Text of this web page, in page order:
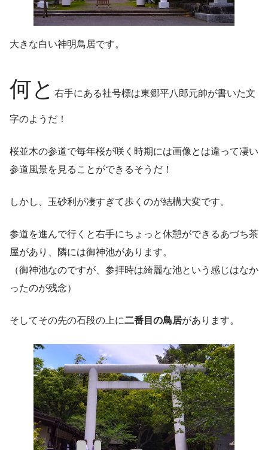
大きな白い神明鳥居です。
何と 右手にある社号標は東郷平八郎元帥が書いた文
字のようだ！
桜並木の参道で毎年桜が咲く時期には画像とは違って凄い
参道風景を見ることができるそうだ！
しかし、玉砂利が凄すぎて歩くのが結構大変です。
参道を進んで行くと右手にちょっと休憩ができるあづち茶
屋があり、隣には御神池があります。
（御神池なのですが、参拝時は綺麗な池という感じはなか
ったのが残念）
そしてその先の石段の上に二番目の鳥居があります。